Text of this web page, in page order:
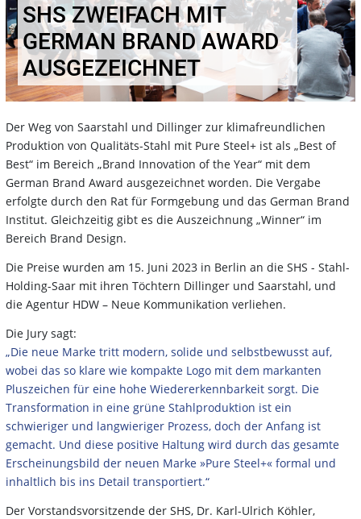
SHS ZWEIFACH MIT
GERMAN BRAND AWARD
AUSGEZEICHNET
Der Weg von Saarstahl und Dillinger zur klimafreundlichen
Produktion von Qualitäts-Stahl mit Pure Steel+ ist als „Best of
Best“ im Bereich „Brand Innovation of the Year“ mit dem
German Brand Award ausgezeichnet worden. Die Vergabe
erfolgte durch den Rat für Formgebung und das German Brand
Institut. Gleichzeitig gibt es die Auszeichnung „Winner“ im
Bereich Brand Design.
Die Preise wurden am 15. Juni 2023 in Berlin an die SHS - Stahl-
Holding-Saar mit ihren Töchtern Dillinger und Saarstahl, und
die Agentur HDW – Neue Kommunikation verliehen.
Die Jury sagt:
„Die neue Marke tritt modern, solide und selbstbewusst auf,
wobei das so klare wie kompakte Logo mit dem markanten
Pluszeichen für eine hohe Wiedererkennbarkeit sorgt. Die
Transformation in eine grüne Stahlproduktion ist ein
schwieriger und langwieriger Prozess, doch der Anfang ist
gemacht. Und diese positive Haltung wird durch das gesamte
Erscheinungsbild der neuen Marke »Pure Steel+« formal und
inhaltlich bis ins Detail transportiert.“
Der Vorstandsvorsitzende der SHS, Dr. Karl-Ulrich Köhler,